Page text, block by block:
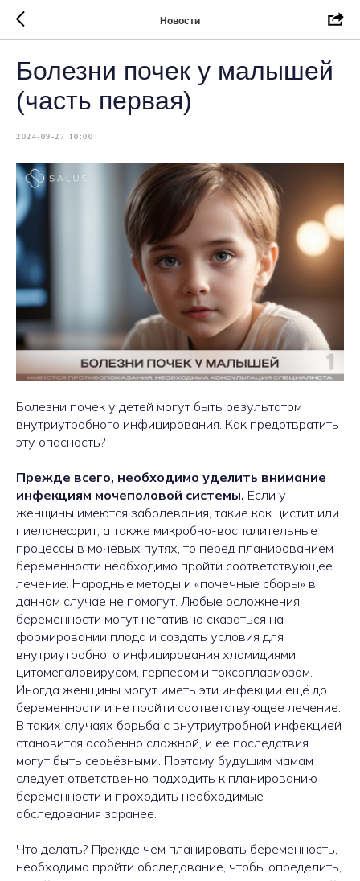
Новости
Болезни почек у малышей
(часть первая)
2024-09-27 10:00
Болезни почек у детей могут быть результатом
внутриутробного инфицирования. Как предотвратить
эту опасность?
Прежде всего, необходимо уделить внимание
инфекциям мочеполовой системы. Если у
женщины имеются заболевания, такие как цистит или
пиелонефрит, а также микробно-воспалительные
процессы в мочевых путях, то перед планированием
беременности необходимо пройти соответствующее
лечение. Народные методы и «почечные сборы» в
данном случае не помогут. Любые осложнения
беременности могут негативно сказаться на
формировании плода и создать условия для
внутриутробного инфицирования хламидиями,
цитомегаловирусом, герпесом и токсоплазмозом.
Иногда женщины могут иметь эти инфекции ещё до
беременности и не пройти соответствующее лечение.
В таких случаях борьба с внутриутробной инфекцией
становится особенно сложной, и её последствия
могут быть серьёзными. Поэтому будущим мамам
следует ответственно подходить к планированию
беременности и проходить необходимые
обследования заранее.
Что делать? Прежде чем планировать беременность,
необходимо пройти обследование, чтобы определить,